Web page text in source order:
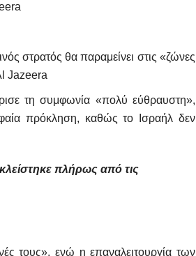
στρατός θα παραμείνει στις «ζώνες
Jazeera
τη συμφωνία «πολύ εύθραυστη»,
πρόκληση, καθώς το Ισραήλ δεν
πλήρως από τις
τους», ενώ η επαναλειτουργία των
Municipal News